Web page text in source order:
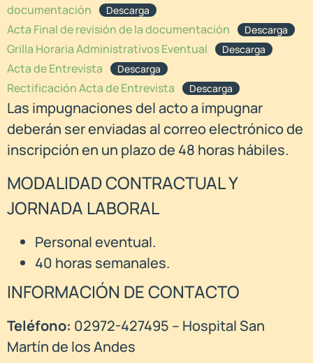
documentación
Descarga
Acta Final de revisión de la documentación Descarga
Grilla Horaria Administrativos Eventual Descarga
Acta de Entrevista Descarga
Rectificación Acta de Entrevista Descarga
Las impugnaciones del acto a impugnar
deberán ser enviadas al correo electrónico de
inscripción en un plazo de 48 horas hábiles.
MODALIDAD CONTRACTUAL Y
JORNADA LABORAL
Personal eventual.
40 horas semanales.
INFORMACIÓN DE CONTACTO
Teléfono: 02972-427495 – Hospital San
Martín de los Andes